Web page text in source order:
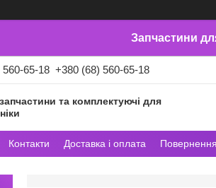
Запчастини
65-18 +380 (68) 560-65-18
та комплектуючі для
Контакти Доставка і оплата